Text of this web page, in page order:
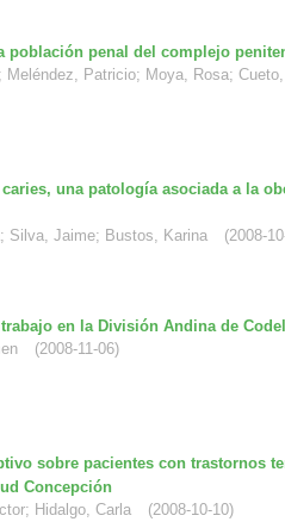
población penal del complejo
; Meléndez, Patricio; Moya, Rosa;
una patología asociada a la
; Silva, Jaime; Bustos, Karina (2008-
en la División Andina de
(2008-11-06)
sobre pacientes con trastornos
Concepción
; Hidalgo, Carla (2008-10-10)